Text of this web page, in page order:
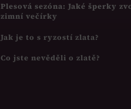
Plesová sezóna: Jaké šperky
zimní večírky
Jak je to s ryzostí zlata?
Co jste nevěděli o zlatě?